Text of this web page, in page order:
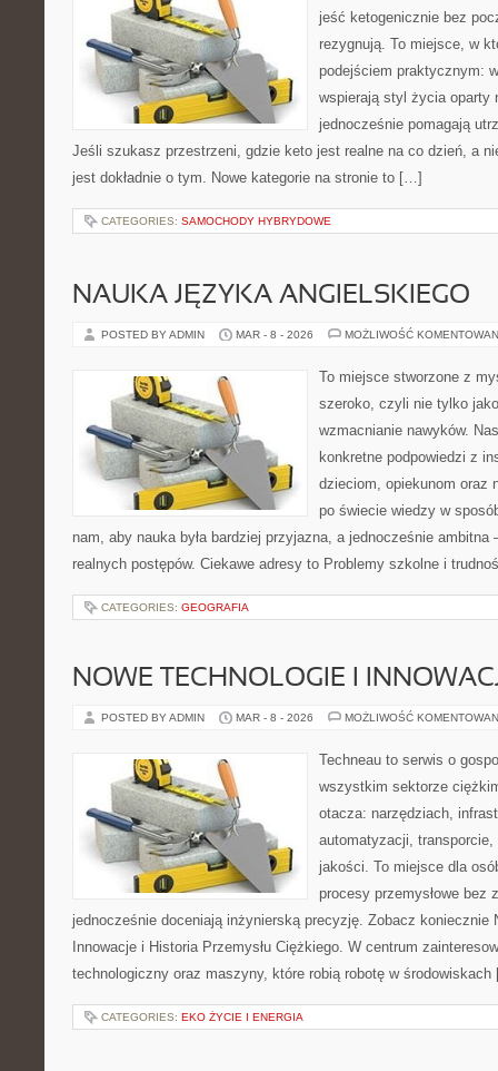
jeść ketogenicznie bez
rezygnują. To miejsce, w
podejściem praktycznym:
wspierają styl życia oparty
jednocześnie pomagają
Jeśli szukasz przestrzeni, gdzie keto jest realne na co dzień, a
jest dokładnie o tym. Nowe kategorie na stronie to […]
CATEGORIES: SAMOCHODY HYBRYDOWE
NAUKA JĘZYKA ANGIELSKIEGO
POSTED BY ADMIN MAR - 8 - 2026 MOŻLIWOŚĆ
To miejsce stworzone z
szeroko, czyli nie tylko
wzmacnianie nawyków.
konkretne podpowiedzi z
dzieciom, opiekunom oraz
po świecie wiedzy w
nam, aby nauka była bardziej przyjazna, a jednocześnie ambitna
realnych postępów. Ciekawe adresy to Problemy szkolne i
CATEGORIES: GEOGRAFIA
NOWE TECHNOLOGIE I
POSTED BY ADMIN MAR - 8 - 2026 MOŻLIWOŚĆ
Techneau to serwis o
wszystkim sektorze
otacza: narzędziach,
automatyzacji,
jakości. To miejsce dla
procesy przemysłowe bez
jednocześnie doceniają inżynierską precyzję. Zobacz koniecznie
Innowacje i Historia Przemysłu Ciężkiego. W centrum
technologiczny oraz maszyny, które robią robotę w
CATEGORIES: EKO ŻYCIE I ENERGIA